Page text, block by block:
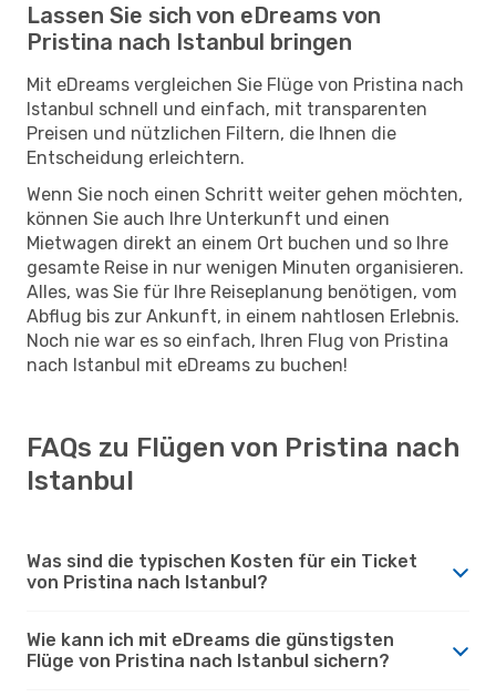
Lassen Sie sich von eDreams von
Pristina nach Istanbul bringen
Mit eDreams vergleichen Sie Flüge von Pristina nach
Istanbul schnell und einfach, mit transparenten
Preisen und nützlichen Filtern, die Ihnen die
Entscheidung erleichtern.
Wenn Sie noch einen Schritt weiter gehen möchten,
können Sie auch Ihre Unterkunft und einen
Mietwagen direkt an einem Ort buchen und so Ihre
gesamte Reise in nur wenigen Minuten organisieren.
Alles, was Sie für Ihre Reiseplanung benötigen, vom
Abflug bis zur Ankunft, in einem nahtlosen Erlebnis.
Noch nie war es so einfach, Ihren Flug von Pristina
nach Istanbul mit eDreams zu buchen!
FAQs zu Flügen von Pristina nach
Istanbul
Was sind die typischen Kosten für ein Ticket
von Pristina nach Istanbul?
Wie kann ich mit eDreams die günstigsten
Flüge von Pristina nach Istanbul sichern?